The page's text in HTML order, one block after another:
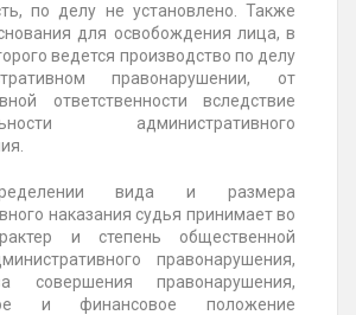
по делу не установлено. Также
для освобождения лица, в
ведется производство по делу
правонарушении, от
ответственности вследствие
административного
вида и размера
наказания судья принимает во
и степень общественной
правонарушения,
совершения правонарушения,
и финансовое положение